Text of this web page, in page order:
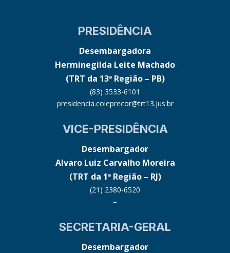
PRESIDÊNCIA
Desembargadora
Herminegilda Leite Machado
(TRT da 13ª Região – PB)
(83) 3533-6101
presidencia.coleprecor@trt13.jus.br
VICE-PRESIDÊNCIA
Desembargador
Alvaro Luiz Carvalho Moreira
(TRT da 1ª Região – RJ)
(21) 2380-6520
–
SECRETARIA-GERAL
Desembargador